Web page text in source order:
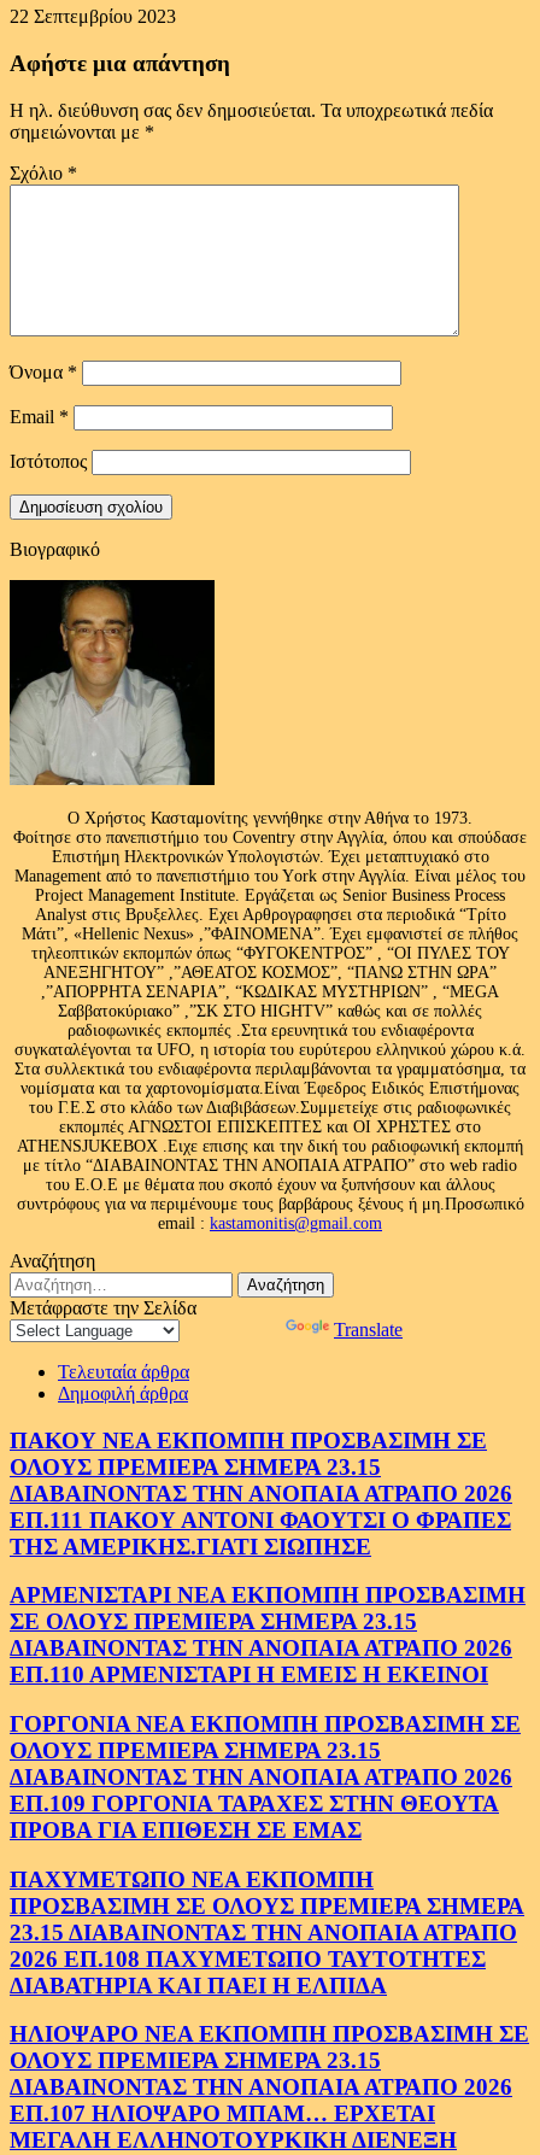
22 Σεπτεμβρίου 2023
Αφήστε μια απάντηση
Η ηλ. διεύθυνση σας δεν δημοσιεύεται. Τα υποχρεωτικά πεδία
σημειώνονται με *
Σχόλιο *
Όνομα *
Email *
Ιστότοπος
Βιογραφικό
Ο Χρήστος Κασταμονίτης γεννήθηκε στην Αθήνα το 1973.
Φοίτησε στο πανεπιστήμιο του Coventry στην Αγγλία, όπου και σπούδασε
Επιστήμη Ηλεκτρονικών Υπολογιστών. Έχει μεταπτυχιακό στο
Management από το πανεπιστήμιο του Υork στην Αγγλία. Είναι μέλος του
Project Management Institute. Εργάζεται ως Senior Business Process
Analyst στις Βρυξελλες. Εχει Αρθρογραφησει στα περιοδικά “Τρίτο
Μάτι”, «Hellenic Nexus» ,”ΦΑΙΝΟΜΕΝΑ”. Έχει εμφανιστεί σε πλήθος
τηλεοπτικών εκπομπών όπως “ΦΥΓΟΚΕΝΤΡΟΣ” , “ΟΙ ΠΥΛΕΣ ΤΟΥ
ΑΝΕΞΗΓΗΤΟΥ” ,”ΑΘΕΑΤΟΣ ΚΟΣΜΟΣ”, “ΠΑΝΩ ΣΤΗΝ ΩΡΑ”
,”ΑΠΟΡΡΗΤΑ ΣΕΝΑΡΙΑ”, “ΚΩΔΙΚΑΣ ΜΥΣΤΗΡΙΩΝ” , “MEGA
Σαββατοκύριακο” ,”ΣΚ ΣΤΟ HIGHTV” καθώς και σε πολλές
ραδιοφωνικές εκπομπές .Στα ερευνητικά του ενδιαφέροντα
συγκαταλέγονται τα UFO, η ιστορία του ευρύτερου ελληνικού χώρου κ.ά.
Στα συλλεκτικά του ενδιαφέροντα περιλαμβάνονται τα γραμματόσημα, τα
νομίσματα και τα χαρτονομίσματα.Είναι Έφεδρος Ειδικός Επιστήμονας
του Γ.Ε.Σ στο κλάδο των Διαβιβάσεων.Συμμετείχε στις ραδιοφωνικές
εκπομπές ΑΓΝΩΣΤΟΙ ΕΠΙΣΚΕΠΤΕΣ και ΟΙ ΧΡΗΣΤΕΣ στο
ATHENSJUKEBOX .Ειχε επισης και την δική του ραδιοφωνική εκπομπή
με τίτλο “ΔΙΑΒΑΙΝΟΝΤΑΣ ΤΗΝ ΑΝΟΠΑΙΑ ΑΤΡΑΠΟ” στο web radio
του Ε.Ο.Ε με θέματα που σκοπό έχουν να ξυπνήσουν και άλλους
συντρόφους για να περιμένουμε τους βαρβάρους ξένους ή μη.Προσωπικό
email : kastamonitis@gmail.com
Αναζήτηση
Αναζήτηση
για:
Μετάφραστε την Σελίδα
Translate
Τελευταία άρθρα
Δημοφιλή άρθρα
ΠΑΚΟΥ ΝΕΑ ΕΚΠΟΜΠΗ ΠΡΟΣΒΑΣΙΜΗ ΣΕ
ΟΛΟΥΣ ΠΡΕΜΙΕΡΑ ΣΗΜΕΡΑ 23.15
ΔΙΑΒΑΙΝΟΝΤΑΣ ΤΗΝ ΑΝΟΠΑΙΑ ΑΤΡΑΠΟ 2026
ΕΠ.111 ΠΑΚΟΥ ΑΝΤΟΝΙ ΦΑΟΥΤΣΙ Ο ΦΡΑΠΕΣ
ΤΗΣ ΑΜΕΡΙΚΗΣ.ΓΙΑΤΙ ΣΙΩΠΗΣΕ
ΑΡΜΕΝΙΣΤΑΡΙ ΝΕΑ ΕΚΠΟΜΠΗ ΠΡΟΣΒΑΣΙΜΗ
ΣΕ ΟΛΟΥΣ ΠΡΕΜΙΕΡΑ ΣΗΜΕΡΑ 23.15
ΔΙΑΒΑΙΝΟΝΤΑΣ ΤΗΝ ΑΝΟΠΑΙΑ ΑΤΡΑΠΟ 2026
ΕΠ.110 ΑΡΜΕΝΙΣΤΑΡΙ Η ΕΜΕΙΣ Η ΕΚΕΙΝΟΙ
ΓΟΡΓΟΝΙΑ ΝΕΑ ΕΚΠΟΜΠΗ ΠΡΟΣΒΑΣΙΜΗ ΣΕ
ΟΛΟΥΣ ΠΡΕΜΙΕΡΑ ΣΗΜΕΡΑ 23.15
ΔΙΑΒΑΙΝΟΝΤΑΣ ΤΗΝ ΑΝΟΠΑΙΑ ΑΤΡΑΠΟ 2026
ΕΠ.109 ΓΟΡΓΟΝΙΑ ΤΑΡΑΧΕΣ ΣΤΗΝ ΘΕΟΥΤΑ
ΠΡΟΒΑ ΓΙΑ ΕΠΙΘΕΣΗ ΣΕ ΕΜΑΣ
ΠΑΧΥΜΕΤΩΠΟ ΝΕΑ ΕΚΠΟΜΠΗ
ΠΡΟΣΒΑΣΙΜΗ ΣΕ ΟΛΟΥΣ ΠΡΕΜΙΕΡΑ ΣΗΜΕΡΑ
23.15 ΔΙΑΒΑΙΝΟΝΤΑΣ ΤΗΝ ΑΝΟΠΑΙΑ ΑΤΡΑΠΟ
2026 ΕΠ.108 ΠΑΧΥΜΕΤΩΠΟ ΤΑΥΤΟΤΗΤΕΣ
ΔΙΑΒΑΤΗΡΙΑ ΚΑΙ ΠΑΕΙ Η ΕΛΠΙΔΑ
ΗΛΙΟΨΑΡΟ ΝΕΑ ΕΚΠΟΜΠΗ ΠΡΟΣΒΑΣΙΜΗ ΣΕ
ΟΛΟΥΣ ΠΡΕΜΙΕΡΑ ΣΗΜΕΡΑ 23.15
ΔΙΑΒΑΙΝΟΝΤΑΣ ΤΗΝ ΑΝΟΠΑΙΑ ΑΤΡΑΠΟ 2026
ΕΠ.107 ΗΛΙΟΨΑΡΟ ΜΠΑΜ… ΕΡΧΕΤΑΙ
ΜΕΓΑΛΗ ΕΛΛΗΝΟΤΟΥΡΚΙΚΗ ΔΙΕΝΕΞΗ